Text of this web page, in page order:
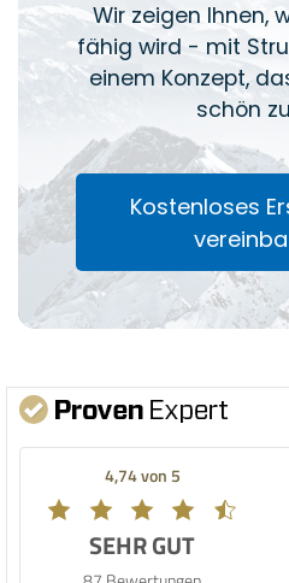
Wir zeigen Ihnen,
fähig wird - mit
einem Konzept,
schön
Kostenloses
4,74 von 5
SEHR GUT